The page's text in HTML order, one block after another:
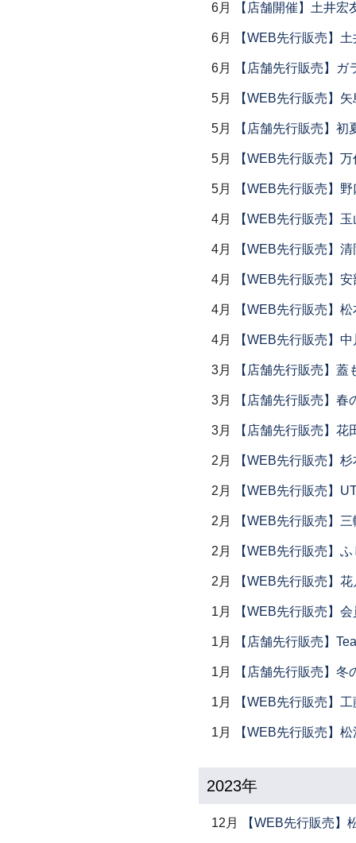
6月 【店舗開催】土井宏
6月 【WEB先行販売】
6月 【店舗先行販売】ガ
5月 【WEB先行販売】
5月 【店舗先行販売】初
5月 【WEB先行販売】
5月 【WEB先行販売】
4月 【WEB先行販売】
4月 【WEB先行販売】
4月 【WEB先行販売】
4月 【WEB先行販売】
4月 【WEB先行販売】
3月 【店舗先行販売】蓋
3月 【店舗先行販売】春
3月 【店舗先行販売】
2月 【WEB先行販売】
2月 【WEB先行販売】
2月 【WEB先行販売】
2月 【WEB先行販売】
2月 【WEB先行販売】
1月 【WEB先行販売】
1月 【店舗先行販売】
1月 【店舗先行販売】冬
1月 【WEB先行販売】
1月 【WEB先行販売】
2023年
12月 【WEB先行販売】